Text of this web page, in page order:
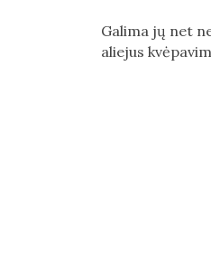
Galima jų net
aliejus